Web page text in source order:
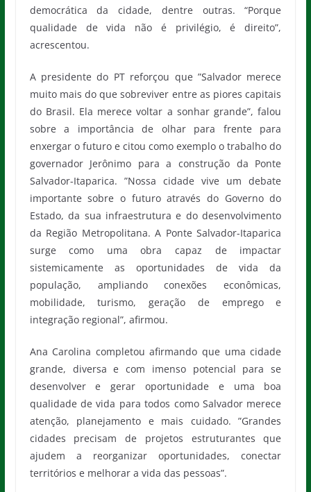
democrática da cidade, dentre outras. “Porque
qualidade de vida não é privilégio, é direito”,
acrescentou.
A presidente do PT reforçou que ”Salvador merece
muito mais do que sobreviver entre as piores capitais
do Brasil. Ela merece voltar a sonhar grande”, falou
sobre a importância de olhar para frente para
enxergar o futuro e citou como exemplo o trabalho do
governador Jerônimo para a construção da Ponte
Salvador-Itaparica. ”Nossa cidade vive um debate
importante sobre o futuro através do Governo do
Estado, da sua infraestrutura e do desenvolvimento
da Região Metropolitana. A Ponte Salvador-Itaparica
surge como uma obra capaz de impactar
sistemicamente as oportunidades de vida da
população, ampliando conexões econômicas,
mobilidade, turismo, geração de emprego e
integração regional”, afirmou.
Ana Carolina completou afirmando que uma cidade
grande, diversa e com imenso potencial para se
desenvolver e gerar oportunidade e uma boa
qualidade de vida para todos como Salvador merece
atenção, planejamento e mais cuidado. ”Grandes
cidades precisam de projetos estruturantes que
ajudem a reorganizar oportunidades, conectar
territórios e melhorar a vida das pessoas”.